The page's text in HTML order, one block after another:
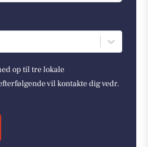
op til tre lokale
vil kontakte dig vedr.